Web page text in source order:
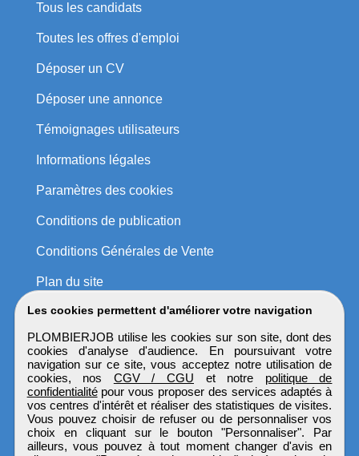
Les cookies permettent d'améliorer votre navigation
PLOMBIERJOB utilise les cookies sur son site, dont des
cookies d'analyse d'audience. En poursuivant votre
navigation sur ce site, vous acceptez notre utilisation de
cookies, nos CGV / CGU et notre politique de
confidentialitépour vous proposer des services adaptés à
vos centres d'intérêt et réaliser des statistiques de visites.
Vous pouvez choisir de refuser ou de personnaliser vos
choix en cliquant sur le bouton "Personnaliser". Par
ailleurs, vous pouvez à tout moment changer d'avis en
Tous les candidats
Toutes les offres d'emploi
Déposer un CV
Déposer une annonce
Témoignages utilisateurs
Informations légales
Paramètres des cookies
Conditions de publication
Conditions Générales de Vente
Plan du site